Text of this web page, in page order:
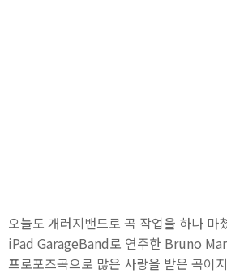
오늘도 개러지밴드로 곡 작업을 하나 마
iPad GarageBand로 연주한 Bruno
프로포즈곡으로 많은 사랑을 받은 곡이